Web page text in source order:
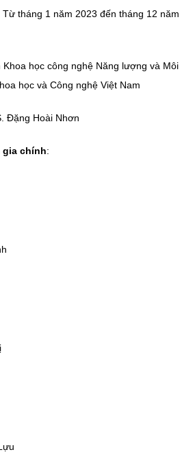
chất lượng
nghệ
chất lượng
tử
VÀ CÔNG NGHỆ
Nguyễn Thị Hải Hằng
Từ tháng 1 năm 2023 đến tháng 12 năm
Khoa học công nghệ Năng lượng và Môi
học và Công nghệ Việt Nam
Đặng Hoài Nhơn
gia chính: